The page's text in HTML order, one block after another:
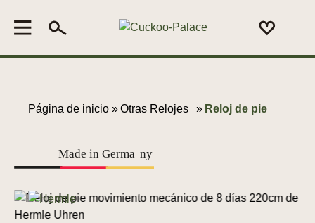
Página de inicio »Otras Relojes » Reloj de pie
Made in Germa ny